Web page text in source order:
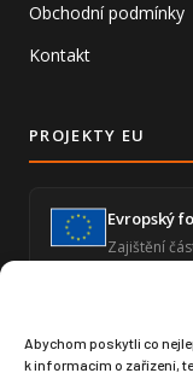
Abychom poskytli co
k informacím o zařízení,
Obchodní podmínky
Kontakt
PROJEKTY EU
Evropský
Zajištění